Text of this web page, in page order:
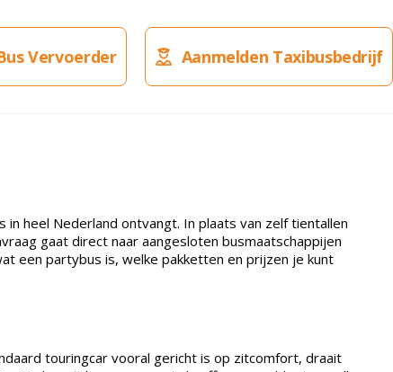
Vervoerder Aanmelden Taxibusbedrijf
heel Nederland ontvangt. In plaats van zelf tientallen
gaat direct naar aangesloten busmaatschappijen
een partybus is, welke pakketten en prijzen je kunt
touringcar vooral gericht is op zitcomfort, draait